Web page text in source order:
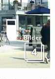
Bilder
4